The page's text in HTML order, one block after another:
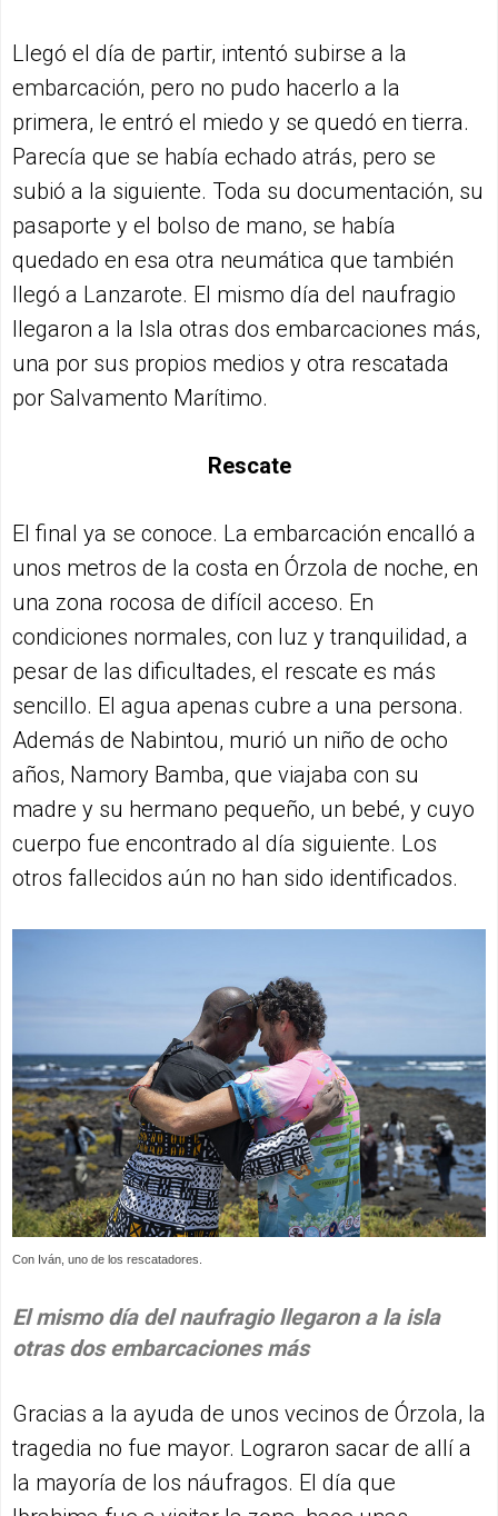
Llegó el día de partir, intentó subirse a la
embarcación, pero no pudo hacerlo a la
primera, le entró el miedo y se quedó en tierra.
Parecía que se había echado atrás, pero se
subió a la siguiente. Toda su documentación, su
pasaporte y el bolso de mano, se había
quedado en esa otra neumática que también
llegó a Lanzarote. El mismo día del naufragio
llegaron a la Isla otras dos embarcaciones más,
una por sus propios medios y otra rescatada
por Salvamento Marítimo.
Rescate
El final ya se conoce. La embarcación encalló a
unos metros de la costa en Órzola de noche, en
una zona rocosa de difícil acceso. En
condiciones normales, con luz y tranquilidad, a
pesar de las dificultades, el rescate es más
sencillo. El agua apenas cubre a una persona.
Además de Nabintou, murió un niño de ocho
años, Namory Bamba, que viajaba con su
madre y su hermano pequeño, un bebé, y cuyo
cuerpo fue encontrado al día siguiente. Los
otros fallecidos aún no han sido identificados.
Con Iván, uno de los rescatadores.
El mismo día del naufragio llegaron a la isla
otras dos embarcaciones más
Gracias a la ayuda de unos vecinos de Órzola, la
tragedia no fue mayor. Lograron sacar de allí a
la mayoría de los náufragos. El día que